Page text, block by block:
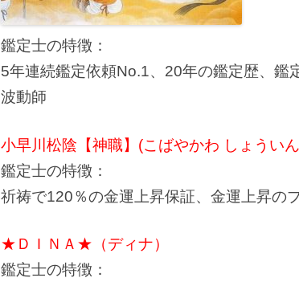
鑑定士の特徴：
5年連続鑑定依頼No.1、20年の鑑定歴、鑑
波動師
小早川松陰【神職】(こばやかわ しょうい
鑑定士の特徴：
祈祷で120％の金運上昇保証、金運上昇の
★ＤＩＮＡ★（ディナ）
鑑定士の特徴：